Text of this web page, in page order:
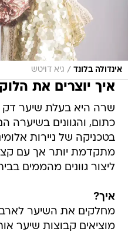
אינדולה בלונד / גיא דויטש
איך יוצרים את
שרה היא בעלת שיער דק
כתום, והגוונים בשיערה
בטכניקה של ניירות
מתקדמת יותר אך עם
ליצור גוונים מהממים
איך?
מחלקים את השיער
מוציאים קבוצות שיער